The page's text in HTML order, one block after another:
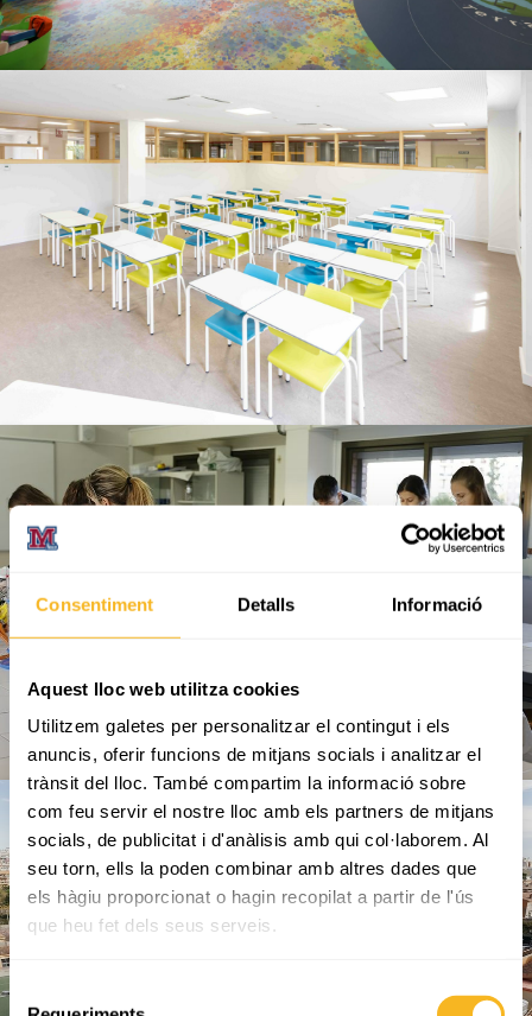
Consentiment Detalls Informació
Aquest lloc web utilitza cookies
Utilitzem galetes per personalitzar el contingut i els
anuncis, oferir funcions de mitjans socials i analitzar el
trànsit del lloc. També compartim la informació sobre
com feu servir el nostre lloc amb els partners de mitjans
socials, de publicitat i d'anàlisis amb qui col·laborem. Al
seu torn, ells la poden combinar amb altres dades que
els hàgiu proporcionat o hagin recopilat a partir de l'ús
que heu fet dels seus serveis.
Selecció